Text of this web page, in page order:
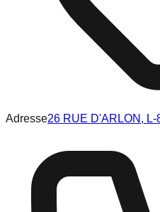
Adresse26 RUE D'ARLON,